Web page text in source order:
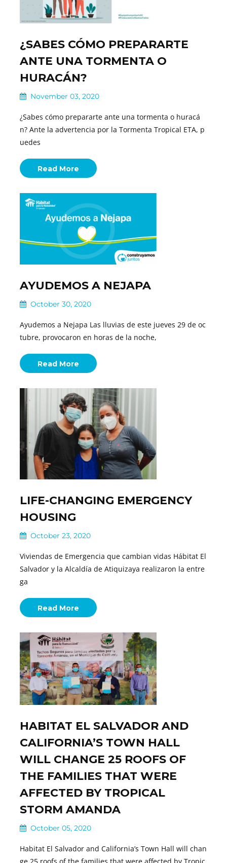
¿SABES CÓMO PREPARARTE
ANTE UNA TORMENTA O
HURACÁN?
November 03, 2020
¿Sabes cómo prepararte ante una tormenta o huracá
n? Ante la advertencia por la Tormenta Tropical ETA, p
uedes
Read More
AYUDEMOS A NEJAPA
October 30, 2020
Ayudemos a Nejapa Las lluvias de este jueves 29 de oc
tubre, provocaron en horas de la noche,
Read More
LIFE-CHANGING EMERGENCY
HOUSING
October 23, 2020
Viviendas de Emergencia que cambian vidas Hábitat El
Salvador y la Alcaldía de Atiquizaya realizaron la entre
ga
Read More
HABITAT EL SALVADOR AND
CALIFORNIA’S TOWN HALL
WILL CHANGE 25 ROOFS OF
THE FAMILIES THAT WERE
AFFECTED BY TROPICAL
STORM AMANDA
October 05, 2020
Habitat El Salvador and California’s Town Hall will chan